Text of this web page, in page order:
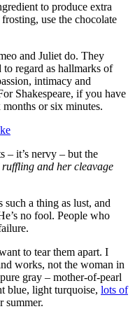
to produce extra
use the chocolate
and Juliet do. They
regard as hallmarks of
intimacy and
Shakespeare, if you have
or six minutes.
– it’s nervy – but the
ruffling and her cleavage
such a thing as lust, and
no fool. People who
to tear them apart. I
works, not the woman in
gray – mother-of-pearl
blue, light turquoise, lots of
summer.